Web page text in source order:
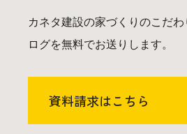
カネタ建設の家づくりのこだ
ログを無料でお送りします。
資料請求はこちら